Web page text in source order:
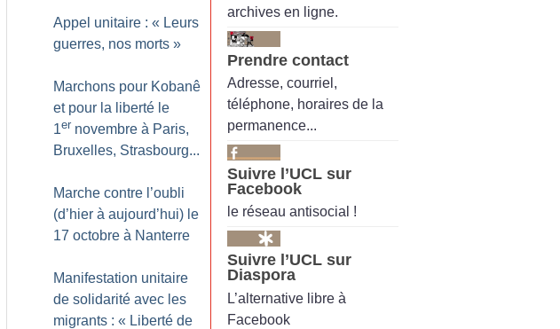
Appel unitaire : « Leurs
guerres, nos morts »
Marchons pour Kobanê
et pour la liberté le
1er novembre à Paris,
Bruxelles, Strasbourg...
Marche contre l’oubli
(d’hier à aujourd’hui) le
17 octobre à Nanterre
Manifestation unitaire
de solidarité avec les
migrants : « Liberté de
archives en ligne.
Prendre contact
Adresse, courriel,
téléphone, horaires de la
permanence...
Suivre l’UCL sur
Facebook
le réseau antisocial !
Suivre l’UCL sur
Diaspora
L’alternative libre à
Facebook